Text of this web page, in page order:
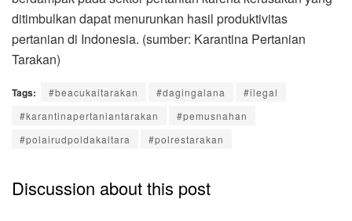
ditimbulkan dapat menurunkan hasil produktivitas
pertanian di Indonesia. (sumber: Karantina Pertanian
Tarakan)
Tags: #beacukaitarakan #dagingalana
#ilegal
#karantinapertaniantarakan
#pemusnahan
#polairudpoldakaltara
#polrestarakan
Discussion about this post